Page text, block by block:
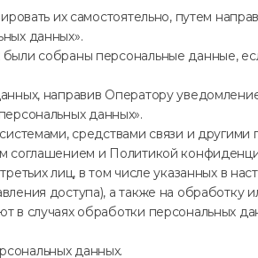
их самостоятельно, путем
данных».
собраны персональные данные,
направив Оператору
данных».
средствами связи и другими
соглашением и Политикой
лиц, в том числе указанных в
доступа), а также на обработку
случаях обработки персональных
данных.